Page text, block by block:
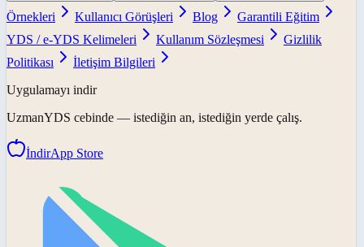
Örnekleri
Kullanıcı Görüşleri Blog
Garantili Eğitim
YDS / e-YDS Kelimeleri
Kullanım Sözleşmesi
Gizlilik
Politikası
İletişim Bilgileri
Uygulamayı indir
UzmanYDS cebinde — istediğin an, istediğin yerde çalış.
İndirApp Store